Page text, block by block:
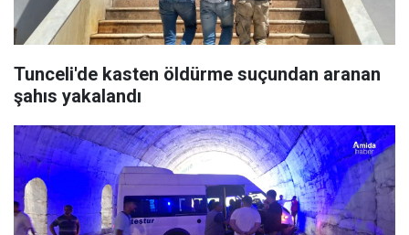
Tunceli'de kasten öldürme suçundan aranan
şahıs yakalandı